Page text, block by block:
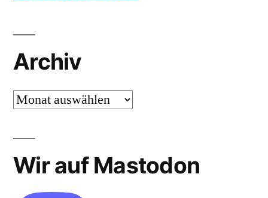
Archiv
Archiv
Wir auf Mastodon